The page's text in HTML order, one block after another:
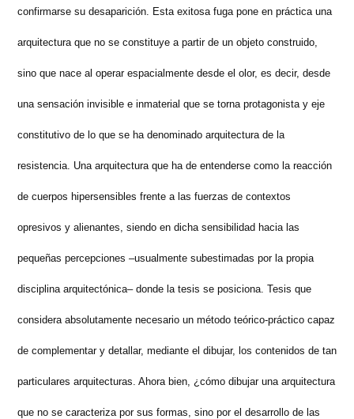
confirmarse su desaparición. Esta exitosa fuga pone en práctica una
arquitectura que no se constituye a partir de un objeto construido,
sino que nace al operar espacialmente desde el olor, es decir, desde
una sensación invisible e inmaterial que se torna protagonista y eje
constitutivo de lo que se ha denominado arquitectura de la
resistencia. Una arquitectura que ha de entenderse como la reacción
de cuerpos hipersensibles frente a las fuerzas de contextos
opresivos y alienantes, siendo en dicha sensibilidad hacia las
pequeñas percepciones –usualmente subestimadas por la propia
disciplina arquitectónica– donde la tesis se posiciona. Tesis que
considera absolutamente necesario un método teórico-práctico capaz
de complementar y detallar, mediante el dibujar, los contenidos de tan
particulares arquitecturas. Ahora bien, ¿cómo dibujar una arquitectura
que no se caracteriza por sus formas, sino por el desarrollo de las